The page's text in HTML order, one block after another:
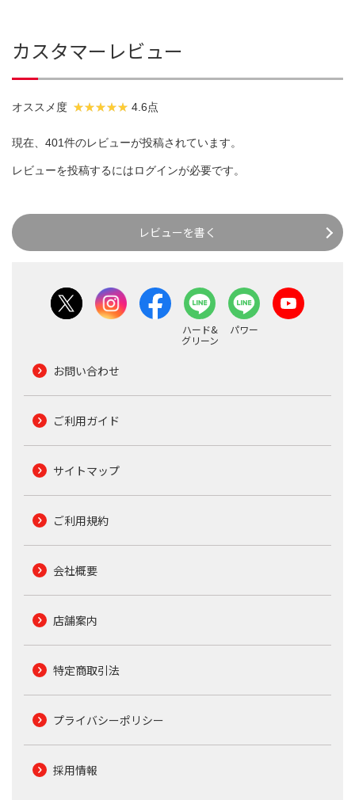
カスタマーレビュー
オススメ度 4.6点
現在、401件のレビューが投稿されています。
レビューを投稿するにはログインが必要です。
レビューを書く
ハード&
グリーン
パワー
お問い合わせ
ご利用ガイド
サイトマップ
ご利用規約
会社概要
店舗案内
特定商取引法
プライバシーポリシー
採用情報